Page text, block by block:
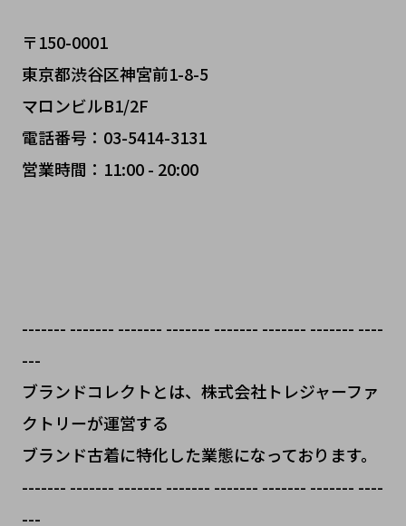
〒150-0001
東京都渋谷区神宮前1-8-5
マロンビルB1/2F
電話番号：03-5414-3131
営業時間：11:00 - 20:00
------- ------- ------- ------- ------- ------- ------- ----
---
ブランドコレクトとは、株式会社トレジャーファ
クトリーが運営する
ブランド古着に特化した業態になっております。
------- ------- ------- ------- ------- ------- ------- ----
---